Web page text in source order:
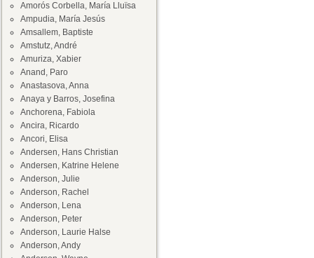
Amorós Corbella, María Lluïsa
Ampudia, María Jesús
Amsallem, Baptiste
Amstutz, André
Amuriza, Xabier
Anand, Paro
Anastasova, Anna
Anaya y Barros, Josefina
Anchorena, Fabiola
Ancira, Ricardo
Ancori, Elisa
Andersen, Hans Christian
Andersen, Katrine Helene
Anderson, Julie
Anderson, Rachel
Anderson, Lena
Anderson, Peter
Anderson, Laurie Halse
Anderson, Andy